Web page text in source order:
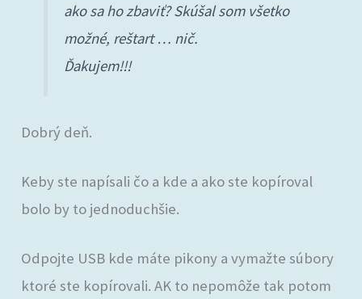
ako sa ho zbaviť? Skúšal som všetko
možné, reštart … nič.
Ďakujem!!!
Dobrý deň.
Keby ste napísali čo a kde a ako ste kopíroval
bolo by to jednoduchšie.
Odpojte USB kde máte pikony a vymažte súbory
ktoré ste kopírovali. AK to nepomôže tak potom